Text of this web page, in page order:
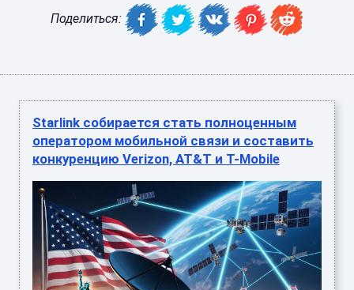
Поделиться:
Starlink собирается стать полноценным
оператором мобильной связи и составить
конкуренцию Verizon, AT&T и T-Mobile